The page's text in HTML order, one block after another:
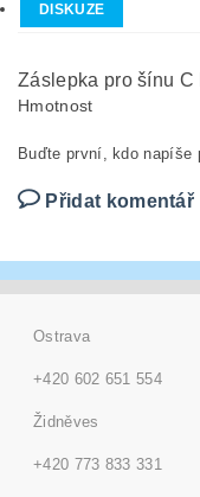
DISKUZE
Záslepka pro šínu C
Hmotnost
Buďte první, kdo napíše
Přidat komentář
Ostrava
+420 602 651 554
Židněves
+420 773 833 331